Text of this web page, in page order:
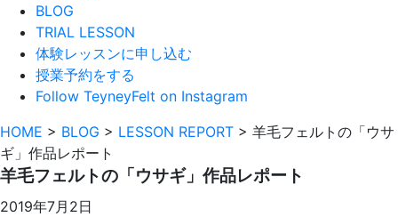
BLOG
TRIAL LESSON
体験レッスンに申し込む
授業予約をする
Follow TeyneyFelt on Instagram
HOME > BLOG > LESSON REPORT > 羊毛フェルトの「ウサ
ギ」作品レポート
羊毛フェルトの「ウサギ」作品レポート
2019年7月2日